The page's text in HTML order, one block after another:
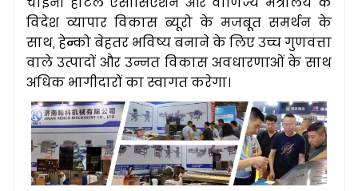
विदेश व्यापार विकास ब्यूरो के मजबूत समर्थन के
साथ, हेन्को बेहतर भविष्य बनाने के लिए उच्च गुणवत्ता
वाले उत्पादों और उन्नत विकास अवधारणाओं के साथ
अधिक भागीदारों का स्वागत करेगा।